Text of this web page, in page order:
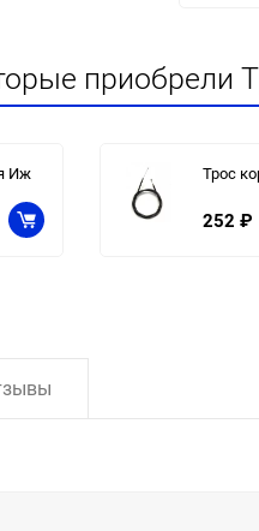
приобрели
Иж Трос
252 ₽